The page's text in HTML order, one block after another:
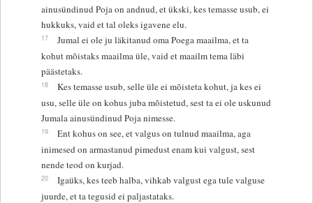
ainusündinud Poja on andnud, et ükski, kes temasse usub, ei
hukkuks, vaid et tal oleks igavene elu.
17
Jumal ei ole ju läkitanud oma Poega maailma, et ta
kohut mõistaks maailma üle, vaid et maailm tema läbi
päästetaks.
18
Kes temasse usub, selle üle ei mõisteta kohut, ja kes ei
usu, selle üle on kohus juba mõistetud, sest ta ei ole uskunud
Jumala ainusündinud Poja nimesse.
19
Ent kohus on see, et valgus on tulnud maailma, aga
inimesed on armastanud pimedust enam kui valgust, sest
nende teod on kurjad.
20
Igaüks, kes teeb halba, vihkab valgust ega tule valguse
juurde, et ta tegusid ei paljastataks.